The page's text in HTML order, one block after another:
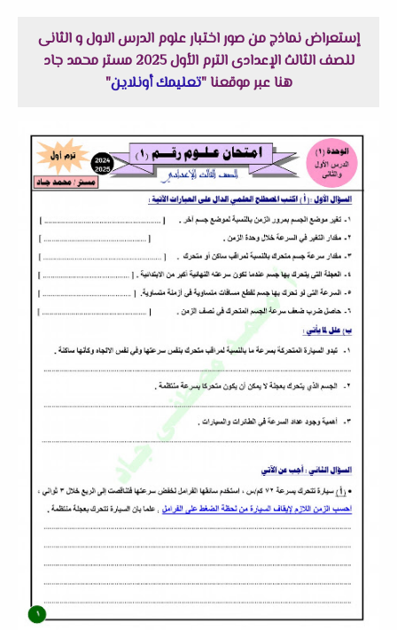
إستعراض نماذج من صور اختبار علوم الدرس الاول و الثانى
للصف الثالث الإعدادى الترم الأول 2025 مستر محمد جاد
هنا عبر موقعنا "تعليمك أونلاين"